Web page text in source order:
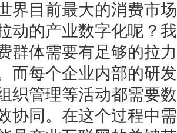
界目前最大的消费市
动的产业数字化呢？
群体需要有足够的拉
而每个企业内部的研
织管理等活动都需要
协同。在这个过程中